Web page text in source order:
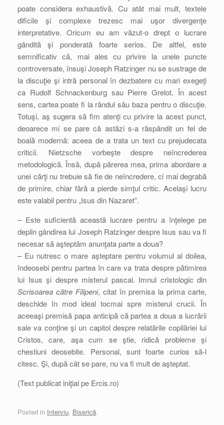
poate considera exhaustivă. Cu atât mai mult, textele
dificile şi complexe trezesc mai uşor divergenţe
interpretative. Oricum eu am văzut-o drept o lucrare
gândită şi ponderată foarte serios. De altfel, este
semnificativ că, mai ales cu privire la unele puncte
controversate, însuşi Joseph Ratzinger nu se sustrage de
la discuţie şi intră personal în dezbatere cu mari exegeţi
ca Rudolf Schnackenburg sau Pierre Grelot. În acest
sens, cartea poate fi la rândul său baza pentru o discuţie.
Totuşi, aş sugera să fim atenţi cu privire la acest punct,
deoarece mi se pare că astăzi s-a răspândit un fel de
boală modernă: aceea de a trata un text cu prejudecata
criticii. Nietzsche vorbeşte despre neîncrederea
metodologică. Însă, după părerea mea, prima abordare a
unei cărţi nu trebuie să fie de neîncredere, ci mai degrabă
de primire, chiar fără a pierde simţul critic. Acelaşi lucru
este valabil pentru „Isus din Nazaret”.
– Este suficientă această lucrare pentru a înţelege pe
deplin gândirea lui Joseph Ratzinger despre Isus sau va fi
necesar să aşteptăm anunţata parte a doua?
– Eu nutresc o mare aşteptare pentru volumul al doilea,
îndeosebi pentru partea în care va trata despre pătimirea
lui Isus şi despre misterul pascal. Imnul cristologic din
Scrisoarea către Filipeni, citat în premisa la prima carte,
deschide în mod ideal tocmai spre misterul crucii. În
aceeaşi premisă papa anticipă că partea a doua a lucrării
sale va conţine şi un capitol despre relatările copilăriei lui
Cristos, care, aşa cum se ştie, ridică probleme şi
chestiuni deosebite. Personal, sunt foarte curios să-l
citesc. Şi, după cât se pare, nu va fi mult de aşteptat.
(Text publicat iniţial pe Ercis.ro)
Posted in Interviu, Biserică.